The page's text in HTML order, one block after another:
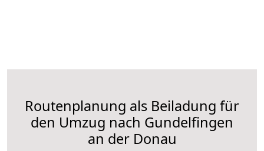
Routenplanung als Beiladung für
den Umzug nach Gundelfingen
an der Donau